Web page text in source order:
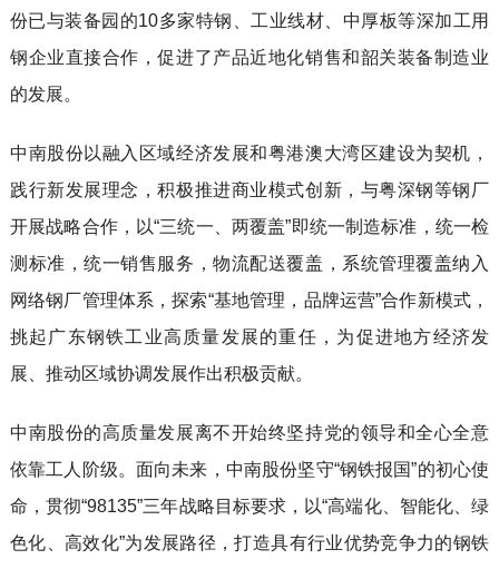
份已与装备园的10多家特钢、工业线材、中厚板等深加工用
钢企业直接合作，促进了产品近地化销售和韶关装备制造业
的发展。
中南股份以融入区域经济发展和粤港澳大湾区建设为契机，
践行新发展理念，积极推进商业模式创新，与粤深钢等钢厂
开展战略合作，以“三统一、两覆盖”即统一制造标准，统一检
测标准，统一销售服务，物流配送覆盖，系统管理覆盖纳入
网络钢厂管理体系，探索“基地管理，品牌运营”合作新模式，
挑起广东钢铁工业高质量发展的重任，为促进地方经济发
展、推动区域协调发展作出积极贡献。
中南股份的高质量发展离不开始终坚持党的领导和全心全意
依靠工人阶级。面向未来，中南股份坚守“钢铁报国”的初心使
命，贯彻“98135”三年战略目标要求，以“高端化、智能化、绿
色化、高效化”为发展路径，打造具有行业优势竞争力的钢铁